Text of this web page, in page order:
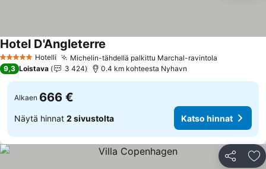
5 Tähtiluokitus
Hotelli Michelin-tähdellä palkittu Marchal-ravintola
Hotel D'Angleterre
9,3 Loistava 3 424 0.4 km kohteesta Nyhavn
Alkaen 666 €
Näytä hinnat 2 sivustolta Katso hinnat
Jaa